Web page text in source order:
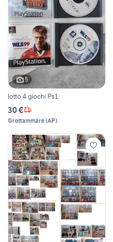
5
lotto 4 giochi Ps1
30 €
Grottammare(AP)